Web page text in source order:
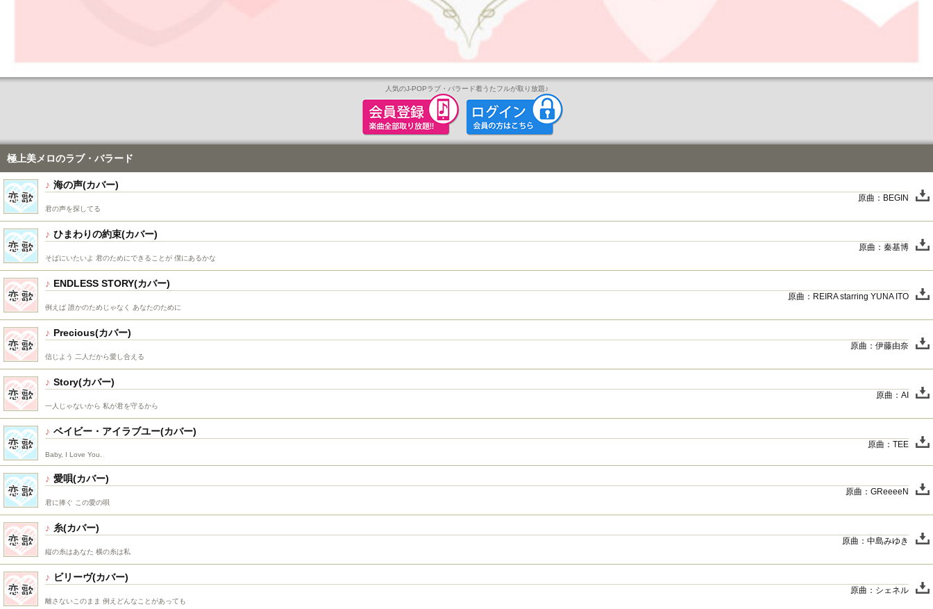
人気のJ-POPラブ・バラード着うたフルが取り放題 ♪
極上美メロのラブ・バラード
海の声
原曲：BEGIN
君の声を探してる
ひまわりの約束
原曲：秦基博
そばにいたいよ 君のためにできることが 僕にあるかな
ENDLESS STORY
原曲：REIRA starring YUNA ITO
例えば 誰かのためじゃなく あなたのために
Precious
原曲：伊藤由奈
信じよう 二人だから愛し合える
Story
原曲：AI
一人じゃないから 私が君を守るから
ベイビー・アイラブユー
原曲：TEE
Baby, I Love You.
愛唄
原曲：GReeeeN
君に捧ぐ この愛の唄
糸
原曲：中島みゆき
縦の糸はあなた 横の糸は私
ビリーヴ
原曲：シェネル
離さないこのまま 例えどんなことがあっても